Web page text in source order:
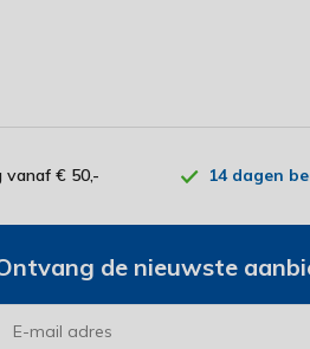
€ 50,- 14 dagen
de nieuwste